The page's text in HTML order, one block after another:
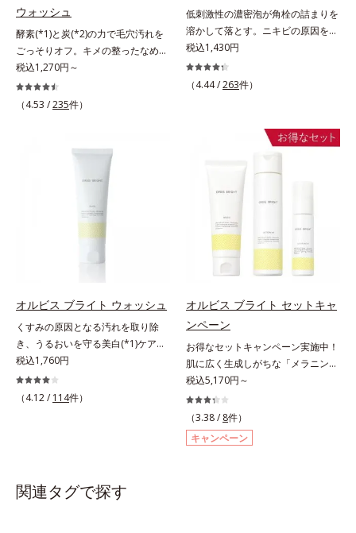
ウォッシュ
酵素(*1)と炭(*2)の力で毛穴汚れを
ごっそりオフ。キメの整ったなめら
か肌へ。酵素(*1)と炭(*2)の力で毛
穴汚れをしっかり落とす、パウダー
タイプの酵素洗顔料です。皮脂やた
目立ちの原因に。普段の洗顔(*3)で
は落としにくい汚れは、酵素洗顔料
で落としましょう。3種の酵素がた
んぱく質や皮脂を溶かして分解。炭
が無数の毛穴に入り込み、溶けた汚
れをパワフルに吸着してすっきり落
誘導体(*4)が汚れを取り去った毛穴
な肌に洗い上げます。ツブツブ入り
空気を含ませるので、簡単に泡立て
られます。濃密うるおい泡を洗い流
したあとは大人の肌もつっぱりにく
く、使うたびに毛穴の目立ちにくい
肌(*5)を目指せます。性別問わずお
ただけます。*1 プロテアーゼ、パ
パイン、リパーゼ配合＝洗浄成分*2
税込1,270円～
（4.53 /235件）
低刺激性の濃密泡が角栓の詰まりを
溶かして落とす。ニキビの原因を残
さないクリアな肌に洗い上げる洗顔
料。「ニキビをくり返してしまう」
「毛穴目立ちが気になる」「マスク
ニキビの根本原因「肌のバリア機能
の低下」と、肌悩み「毛穴の目立
です。5種の和漢植物由来成分とコ
ラーゲンが肌をいたわりながらうる
おいを与え、バリア機能を維持。ニ
キビができにくい肌を目指します。
さらにビタミンC誘導体をはじめと
した5種の整肌成分(*1)から成る
「ナノVCショットカプセル」を配
合。カプセルが浸透してから成分を
放出する特殊技術によって、高い浸
透力(*2)と安定性を実現。毛穴の目
立ちをしっかりケア(*3)して、ゆら
ぎやすいニキビ肌を、みずみずしい
清潔な垢抜け肌(*4)へと導きます。
たっぷりの保湿成分で低刺激。敏感
肌の方にもお使いいただけます
(*5)。*1 テトラ2-ヘキシルデカン酸
税込1,430円
（4.44 /263件）
オルビス ブライト ウォッシュ
くすみの原因となる汚れを取り除
き、うるおいを守る美白(*1)ケアシ
リーズの洗顔料。業界初(*2)知見
「メラニンの第三のルート」である
「横のひろがり」に着目して、全方
という「点」だけでなく、透明感の
税込1,760円
（4.12 / 114件）
オルビス ブライト セットキャ
ンペーン
お得なセットキャンペーン実施中！
肌に広く生成しがちな「メラニンに
じみ(*1)」の原因をブロック(*2)！
澄み渡る輝き透明肌(*3)へ。業界初
(*4)知見「メラニンの第三のルー
ト」である「横のひろがり」に着目
して、全方位から透明肌を目指すブ
税込5,170円～
（3.38 / 8件）
キャンペーン
関連タグで探す